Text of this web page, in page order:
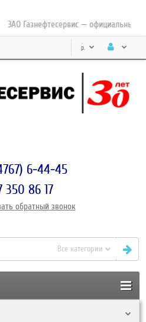
ЗАО Газнефтесервис — официальный
р.
6-44-45
350 86 17
обратный звонок
Все категории